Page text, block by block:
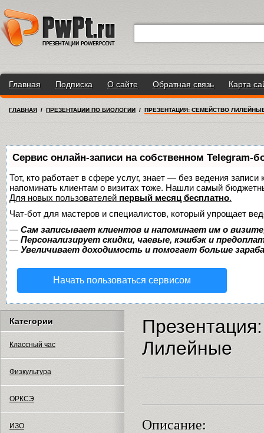
Главная Подписка О сайте Обратная связь Карта
ГЛАВНАЯ / ПРЕЗЕНТАЦИИ ПО БИОЛОГИИ / ПРЕЗЕНТАЦИЯ: СЕМЕЙСТВО
Сервис онлайн-записи на собственном Telegram-
Тот, кто работает в сфере услуг, знает — без ведения
напоминать клиентам о визитах тоже. Нашли самый
Для новых пользователей первый месяц бесплатно.
Чат-бот для мастеров и специалистов, который упрощает
— Сам записывает клиентов и напоминает им о
— Персонализирует скидки, чаевые, кэшбэк и
— Увеличивает доходимость и помогает больше
Начать пользоваться сервисом
Категории
Классный час
Физкультура
ОРКСЭ
ИЗО
Лилейные
Описание: